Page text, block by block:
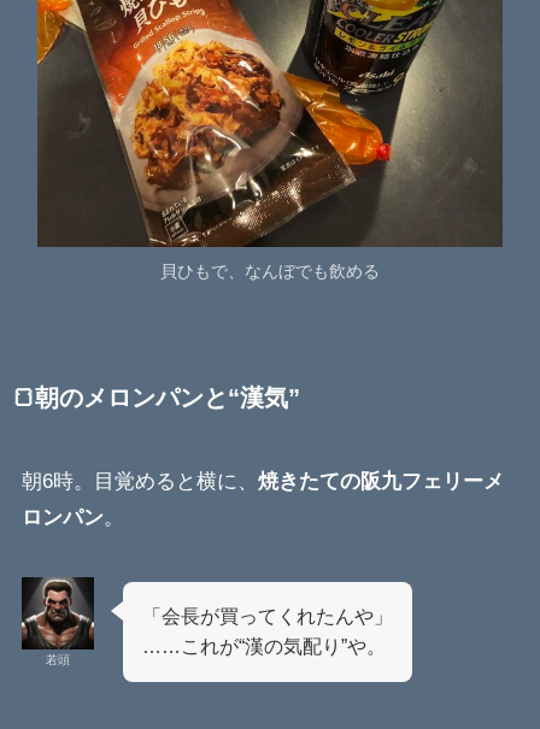
貝ひもで、なんぼでも飲める
🍞朝のメロンパンと“漢気”
朝6時。目覚めると横に、 焼きたての阪九フェリーメ
ロンパン。
若頭
「会長が買ってくれたんや」
……これが“漢の気配り”や。